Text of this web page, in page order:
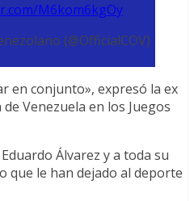
M6kom6kgOy
(@OfficialCOV)
en conjunto», expresó la ex
Venezuela en los Juegos
Álvarez y a toda su
que le han dejado al deporte